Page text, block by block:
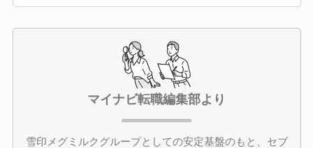
マイナビ転職編集部より
雪印メグミルクグループとしての安定基盤のもと、セブ